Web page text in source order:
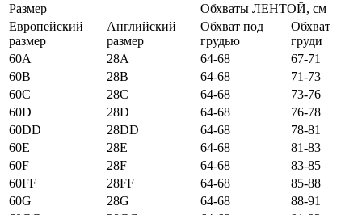
Размер
Обхваты ЛЕНТОЙ, см
Европейский
размер
Английский
размер
Обхват под
грудью
Обхват
груди
60А
28А 64-68
67-71
60B
28B 64-68
71-73
60C
28C 64-68
73-76
60D
28D 64-68
76-78
60DD
28DD 64-68
78-81
60E
28E 64-68
81-83
60F
28F 64-68
83-85
60FF
28FF 64-68
85-88
60G
28G 64-68
88-91